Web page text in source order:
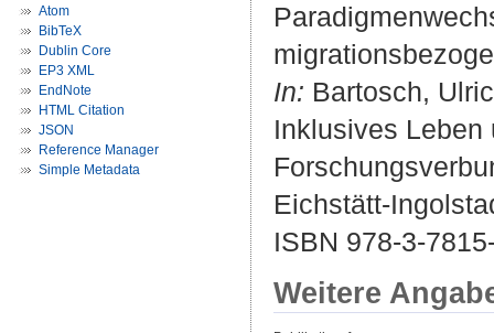
Atom
BibTeX
Dublin Core
EP3 XML
EndNote
HTML Citation
JSON
Reference Manager
Simple Metadata
In: Bartosch,
Inklusives Leben
Eichstätt-
ISBN 978-3-
Weitere